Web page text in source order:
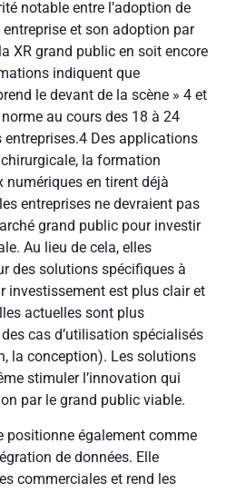
notable entre l’adoption de
et son adoption par
XR grand public en soit encore
indiquent que
le devant de la scène » 4 et
au cours des 18 à 24
4 Des applications
la formation
numériques en tirent déjà
entreprises ne devraient pas
grand public pour investir
Au lieu de cela, elles
des solutions spécifiques à
investissement est plus clair et
actuelles sont plus
cas d’utilisation spécialisés
la conception). Les solutions
stimuler l’innovation qui
par le grand public viable.
positionne également comme
de données. Elle
commerciales et rend les